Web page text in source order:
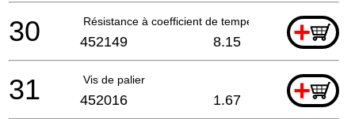
Résistance à coefficient de température positif
+
30 452149 8.15
Vis de palier +
31 452016 1.67